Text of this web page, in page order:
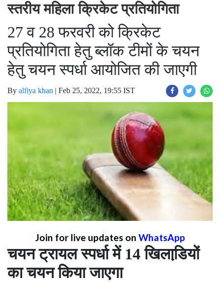
स्तरीय महिला क्रिकेट प्रतियोगिता
27 व 28 फरवरी को क्रिकेट
प्रतियोगिता हेतु ब्लॉक टीमों के चयन
हेतु चयन स्पर्धा आयोजित की जाएगी
By alfiya khan | Feb 25, 2022, 19:55 IST
Join for live updates on WhatsApp
चयन ट्रायल स्पर्धा में 14 खिलाडि़यों
का चयन किया जाएगा